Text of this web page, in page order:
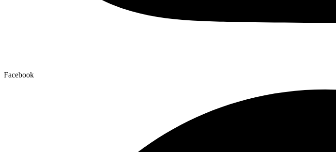
Facebook